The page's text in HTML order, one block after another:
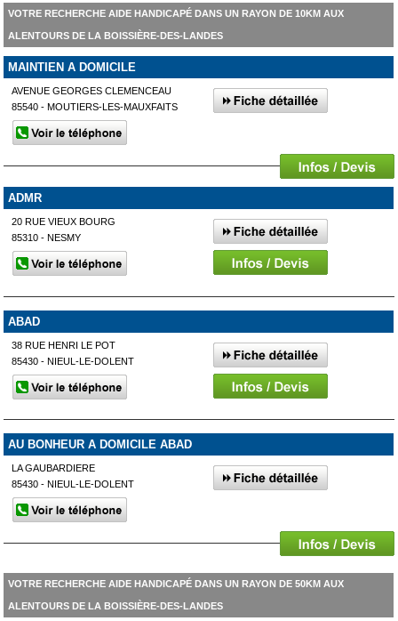
VOTRE RECHERCHE AIDE HANDICAPÉ DANS UN RAYON DE 10KM AUX
ALENTOURS DE LA BOISSIÈRE-DES-LANDES
MAINTIEN A DOMICILE
AVENUE GEORGES CLEMENCEAU
85540 - MOUTIERS-LES-MAUXFAITS
ADMR
20 RUE VIEUX BOURG
85310 - NESMY
ABAD
38 RUE HENRI LE POT
85430 - NIEUL-LE-DOLENT
AU BONHEUR A DOMICILE ABAD
LA GAUBARDIERE
85430 - NIEUL-LE-DOLENT
VOTRE RECHERCHE AIDE HANDICAPÉ DANS UN RAYON DE 50KM AUX
ALENTOURS DE LA BOISSIÈRE-DES-LANDES